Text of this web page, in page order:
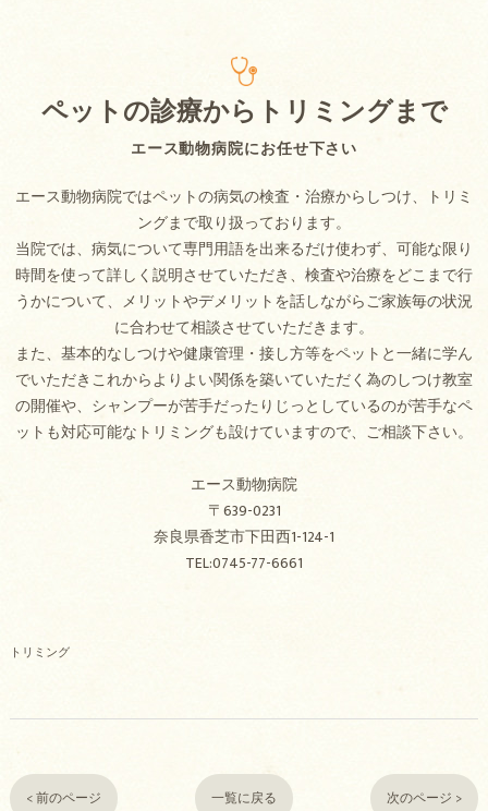
エース動物病院にお任せ下さい
ペットの診療からトリミングまで
エース動物病院ではペットの病気の検査・治療からしつけ、トリミ
ングまで取り扱っております。
当院では、病気について専門用語を出来るだけ使わず、可能な限り
時間を使って詳しく説明させていただき、検査や治療をどこまで行
うかについて、メリットやデメリットを話しながらご家族毎の状況
に合わせて相談させていただきます。
また、基本的なしつけや健康管理・接し方等をペットと一緒に学ん
でいただきこれからよりよい関係を築いていただく為のしつけ教室
の開催や、シャンプーが苦手だったりじっとしているのが苦手なペ
ットも対応可能なトリミングも設けていますので、ご相談下さい。
エース動物病院
〒639-0231
奈良県香芝市下田西1-124-1
TEL:0745-77-6661
トリミング
< 前のページ 一覧に戻る 次のページ >